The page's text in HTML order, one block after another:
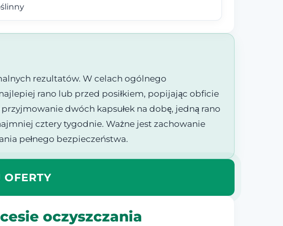
rezultatów. W celach ogólnego
rano lub przed posiłkiem, popijając obficie
dwóch kapsułek na dobę, jedną rano
cztery tygodnie. Ważne jest zachowanie
pełnego bezpieczeństwa.
OFERTY
oczyszczania